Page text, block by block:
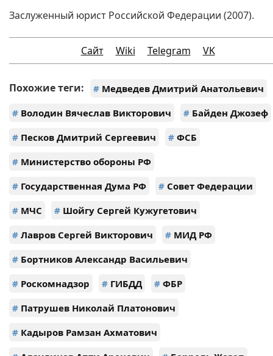
Заслуженный юрист Российской Федерации (2007).
Сайт Wiki Telegram VK
Похожие теги: # Медведев Дмитрий Анатольевич
# Володин Вячеслав Викторович # Байден Джозеф
# Песков Дмитрий Сергеевич # ФСБ
# Министерство обороны РФ
# Государственная Дума РФ # Совет Федерации
# МЧС # Шойгу Сергей Кужугетович
# Лавров Сергей Викторович # МИД РФ
# Бортников Александр Васильевич
# Роскомнадзор # ГИБДД # ФБР
# Патрушев Николай Платонович
# Кадыров Рамзан Ахматович